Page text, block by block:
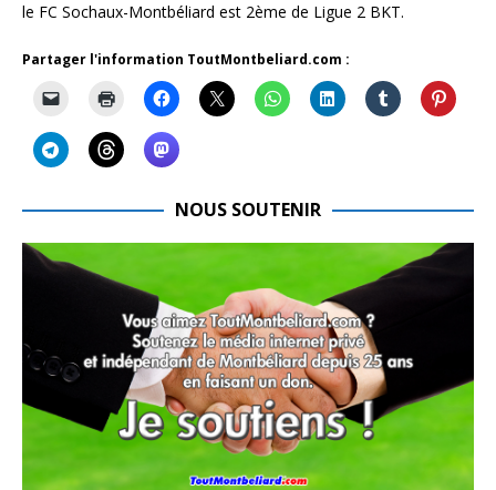
le FC Sochaux-Montbéliard est 2ème de Ligue 2 BKT.
Partager l'information ToutMontbeliard.com :
NOUS SOUTENIR